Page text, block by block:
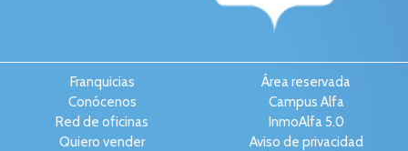
Franquicias
Conócenos
Red de oficinas
Quiero vender
Área reservada
Campus Alfa
InmoAlfa 5.0
Aviso de privacidad